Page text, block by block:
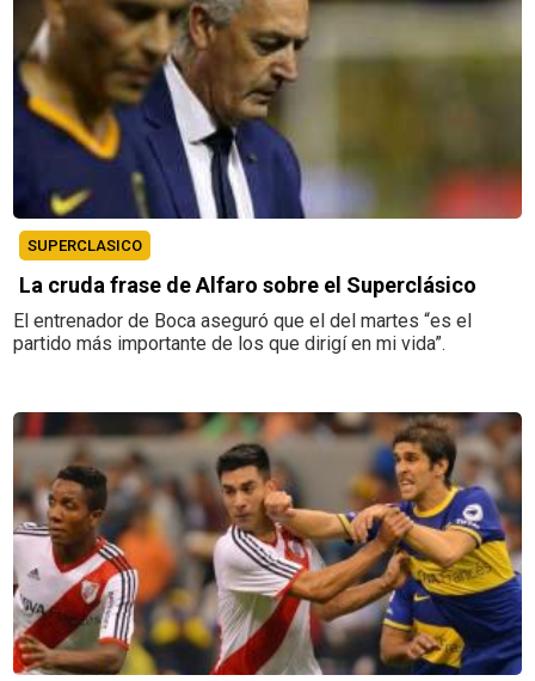
SUPERCLASICO
La cruda frase de Alfaro sobre el Superclásico
El entrenador de Boca aseguró que el del martes “es el
partido más importante de los que dirigí en mi vida”.